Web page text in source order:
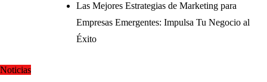
Las Mejores Estrategias de Marketing para
Empresas Emergentes: Impulsa Tu Negocio al
Éxito
Noticias